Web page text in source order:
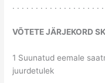
. . . . . . . . . . . . . . . . . . .
VÕTETE JÄRJEKORD
1 Suunatud eemale
juurdetulek